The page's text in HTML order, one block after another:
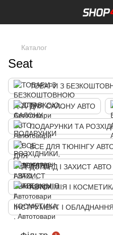
Каталог
Seat
ТОВАРИ З
ДЛЯ САЛОНУ АВТО
ПОДАРУНКИ ТА
ВСЕ ДЛЯ ТЮНІНГУ
ДОГЛЯД І ЗАХИСТ АВТО
АВТОХІМІЯ І
ІНСТРУМЕНТ І ОБЛАДНАННЯ